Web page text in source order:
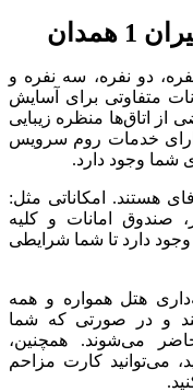
یک نفره، دو نفره، سه نفره و
متفاوتی برای آسایش
از اتاق‌ها منظره زیبایی
دارای خدمات روم سرویس
شما وجود دارد.
هستند. امکاناتی مثل:
صندوق امانات و کلیه
وجود دارد تا شما شرایطی
هتل همواره و همه
و در صورتی که شما
می‌شوند. همچنین،
می‌توانید کارت مزاحم